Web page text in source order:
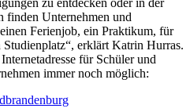
zu entdecken oder in der
finden Unternehmen und
Ferienjob, ein Praktikum, für
erklärt Katrin Hurras.
für Schüler und
immer noch möglich: